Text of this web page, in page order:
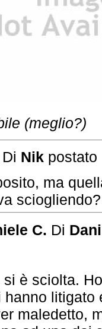
(meglio?)
Di Nik postato
ma
sciogliendo?
C. Di
si è sciolta.
hanno litigato
maledetto,